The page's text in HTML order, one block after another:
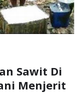
Sawit Di
Menjerit